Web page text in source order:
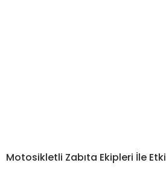
Motosikletli Zabıta Ekipleri İle